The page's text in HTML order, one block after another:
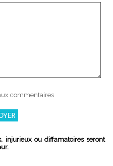
commentaires
injurieux ou diffamatoires seront